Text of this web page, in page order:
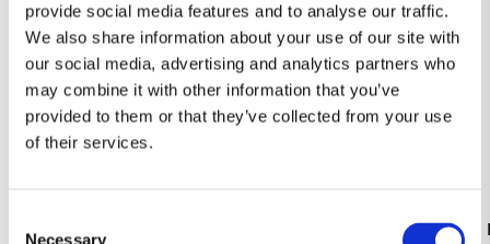
provide social media features and to analyse our traffic.
We also share information about your use of our site with
our social media, advertising and analytics partners who
may combine it with other information that you’ve
provided to them or that they’ve collected from your use
of their services.
Necessary
Athena A4 Docentenagenda 2026-2027 Artemis A5